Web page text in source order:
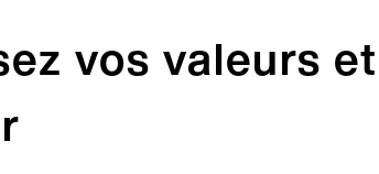
vos valeurs